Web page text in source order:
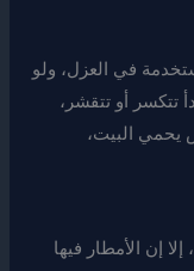
في العزل، ولو
تتكسر أو تتقشر،
يحمي البيت،
إن الأمطار فيها